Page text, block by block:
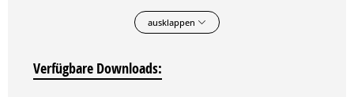
Besonders hochwertige, seidenglänzende Dickschichtlasur
(LongLife-Lasur) für außen. Bietet für einheimische und
hoher, brillanter Transparenz. Das Produkt besitzt eine
ausklappen
Verfügbare Downloads: